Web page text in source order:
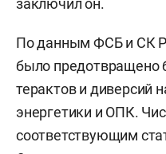
заключил он.
По данным ФСБ и СК
было предотвращено
терактов и диверсий
энергетики и ОПК.
соответствующим